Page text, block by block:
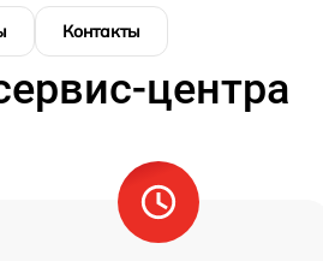
Контакты
центра